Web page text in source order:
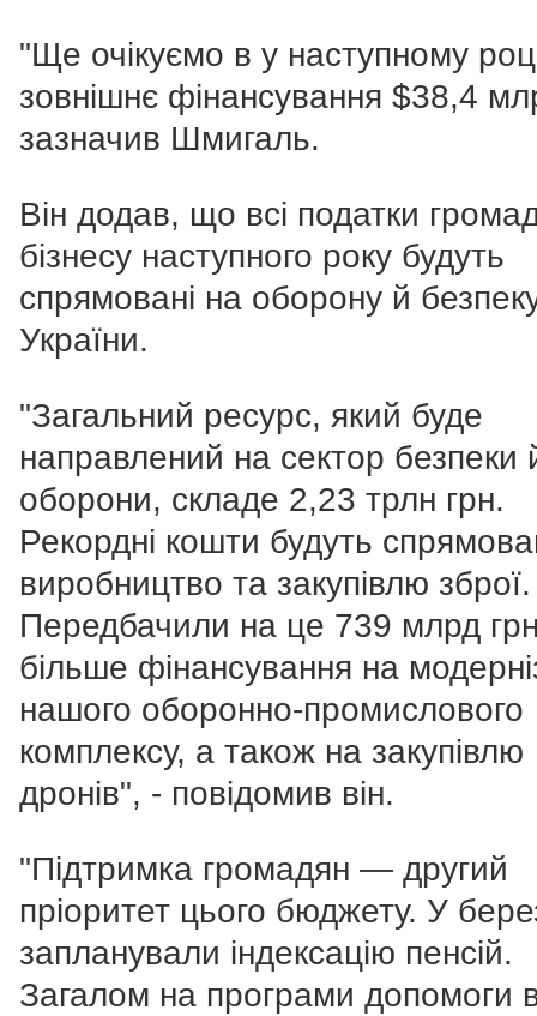
"Ще очікуємо в у наступному
зовнішнє фінансування $38,4
зазначив Шмигаль.
Він додав, що всі податки
бізнесу наступного року будуть
спрямовані на оборону й
України.
"Загальний ресурс, який буде
направлений на сектор безпеки
оборони, складе 2,23 трлн грн.
Рекордні кошти будуть
виробництво та закупівлю зброї.
Передбачили на це 739 млрд
більше фінансування на
нашого оборонно-промислового
комплексу, а також на закупівлю
дронів", - повідомив він.
"Підтримка громадян — другий
пріоритет цього бюджету. У
запланували індексацію пенсій.
Загалом на програми допомоги